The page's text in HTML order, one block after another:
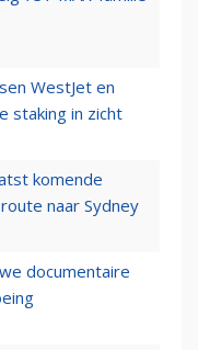
WestJet en
staking in zicht
komende
naar Sydney
documentaire